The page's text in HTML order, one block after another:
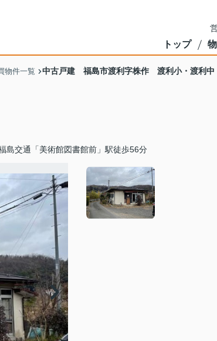
トップ
物件一覧 中古戸建 福島市渡利字株作 渡利小・渡利中
島交通「美術館図書館前」駅徒歩56分